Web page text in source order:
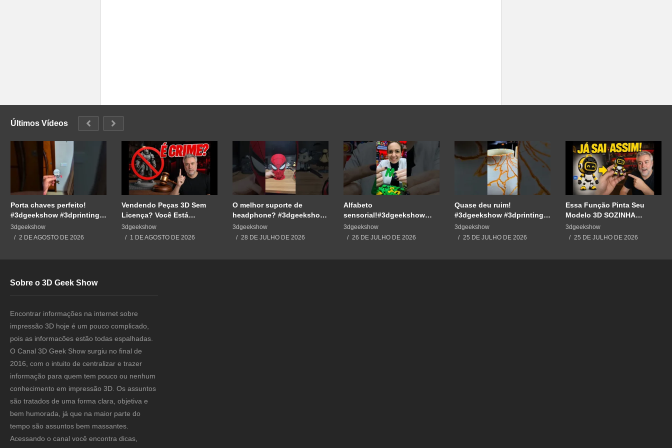
Últimos Vídeos
Porta chaves perfeito!
#3dgeekshow #3dprinting
#3dprint #impressão3d
#impresion3d
3dgeekshow
2 DE AGOSTO DE 2026
Vendendo Peças 3D Sem
Licença? Você Está
Cometendo um Erro GRAVE
3dgeekshow
1 DE AGOSTO DE 2026
O melhor suporte de
headphone? #3dgeekshow
#impressão3d #3dprinting
#3dprint #spiderman
3dgeekshow
28 DE JULHO DE 2026
Alfabeto
sensorial!#3dgeekshow
#3dprinting #3dprint
#impressão3d #educação
3dgeekshow
26 DE JULHO DE 2026
Quase deu ruim!
#3dgeekshow #3dprinting
#3dprint #impressão3d
#decoration #maker
3dgeekshow
25 DE JULHO DE 2026
Essa Função Pinta Seu
Modelo 3D SOZINHA
(Adeus Fatiador)
3dgeekshow
25 DE JULHO DE 2026
Sobre o 3D Geek Show
Encontrar informações na internet sobre
impressão 3D hoje é um pouco complicado,
pois as informacões estão todas espalhadas.
O Canal 3D Geek Show surgiu no final de
2016, com o intuito de centralizar e trazer
informação para quem tem pouco ou nenhum
conhecimento em impressão 3D. Os assuntos
são tratados de uma forma clara, objetiva e
bem humorada, já que na maior parte do
tempo são assuntos bem massantes.
Acessando o canal você encontra dicas,